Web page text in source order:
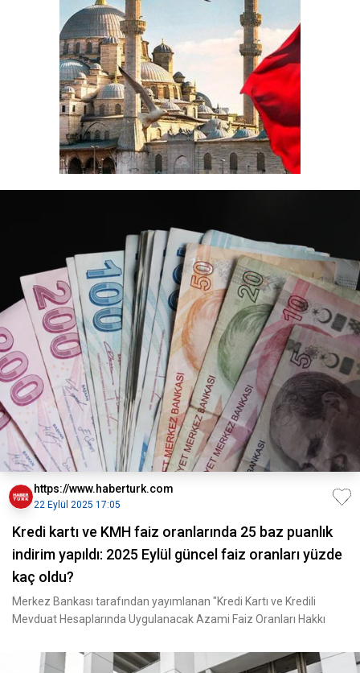
https://www.haberturk.com
22 Eylül 2025 17:05
Kredi kartı ve KMH faiz oranlarında 25 baz puanlık
indirim yapıldı: 2025 Eylül güncel faiz oranları yüzde
kaç oldu?
Merkez Bankası tarafından yayımlanan "Kredi Kartı ve Kredili
Mevduat Hesaplarında Uygulanacak Azami Faiz Oranları Hakkı